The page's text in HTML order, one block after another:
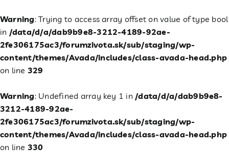
Warning: Trying to access array offset on value of type bool
in /data/d/a/dab9b9e8-3212-4189-92ae-
2fe306175ac3/forumzivota.sk/sub/staging/wp-
content/themes/Avada/includes/class-avada-head.php
on line 329
Warning: Undefined array key 1 in /data/d/a/dab9b9e8-
3212-4189-92ae-
2fe306175ac3/forumzivota.sk/sub/staging/wp-
content/themes/Avada/includes/class-avada-head.php
on line 330